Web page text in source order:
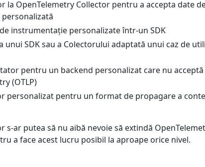
la OpenTelemetry Collector pentru a accepta date
instrumentație personalizate într-un SDK
unui SDK sau a Colectorului adaptată unui caz de
pentru un backend personalizat care nu acceptă
(OTLP)
personalizat pentru un format de propagare a
ar putea să nu aibă nevoie să extindă
a face acest lucru posibil la aproape orice nivel.